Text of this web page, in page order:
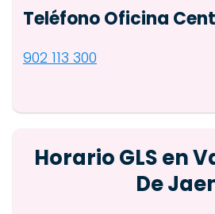
Teléfono Oficina
902 113 300
Horario GLS en
De